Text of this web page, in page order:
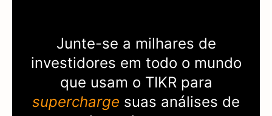
Junte-se a milhares de
investidores em todo o mundo
que usam o TIKR para
supercharge suas análises de